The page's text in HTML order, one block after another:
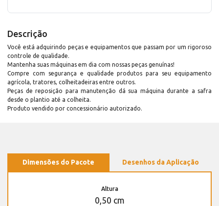
Descrição
Você está adquirindo peças e equipamentos que passam por um rigoroso
controle de qualidade.
Mantenha suas máquinas em dia com nossas peças genuínas!
Compre com segurança e qualidade produtos para seu equipamento
agrícola, tratores, colheitadeiras entre outros.
Peças de reposição para manutenção dá sua máquina durante a safra
desde o plantio até a colheita.
Produto vendido por concessionário autorizado.
Dimensões do Pacote Desenhos da Aplicação
Altura
0,50 cm